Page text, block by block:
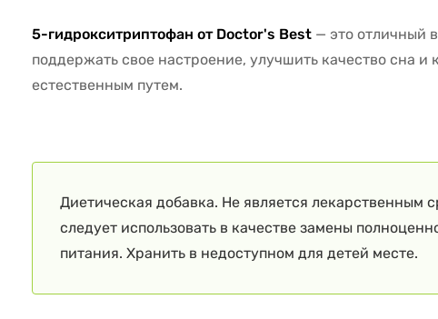
Диетическая добавка. Не является лекарственным
следует использовать в качестве замены
питания. Хранить в недоступном для детей месте.
5-гидрокситриптофан от Doctor's Best — это отличный
поддержать свое настроение, улучшить качество сна и
естественным путем.